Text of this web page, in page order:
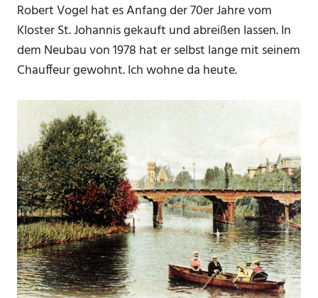
Robert Vogel hat es Anfang der 70er Jahre vom
Kloster St. Johannis gekauft und abreißen lassen. In
dem Neubau von 1978 hat er selbst lange mit seinem
Chauffeur gewohnt. Ich wohne da heute.